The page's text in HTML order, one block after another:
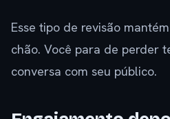
Esse tipo de revisão
chão. Você para de perder
conversa com seu público.